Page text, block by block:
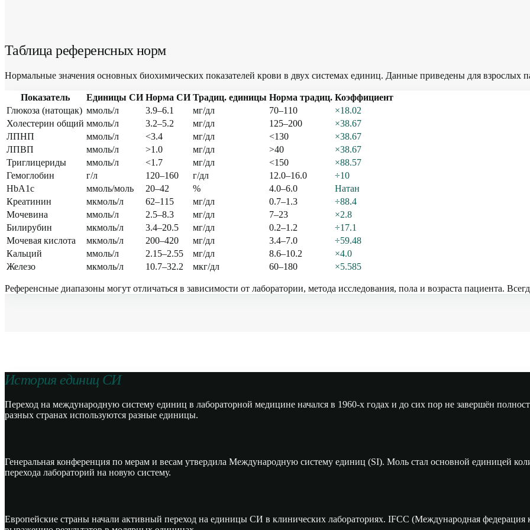
Таблица референсных норм
Нормальные значения основных биохимических показателей крови в двух системах единиц. Данные приведены для взрослых
Показатель Единицы СИ Норма СИ Традиц. единицы Норма традиц. Коэффициент
Глюкоза (натощак) ммоль/л 3.9–6.1 мг/дл 70–110
×18.02
Холестерин общий ммоль/л 3.2–5.2 мг/дл 125–200
×38.67
ЛПНП
ммоль/л <3.4 мг/дл <130
×38.67
ЛПВП
ммоль/л >1.0 мг/дл >40
×38.67
Триглицериды
ммоль/л <1.7 мг/дл <150
×88.57
Гемоглобин
г/л 120–160 г/дл 12.0–16.0
÷10
HbA1c
ммоль/моль 20–42 % 4.0–6.0
Натан
Креатинин
мкмоль/л 62–115 мг/дл 0.7–1.3
÷88.4
Мочевина
ммоль/л 2.5–8.3 мг/дл 7–23
×2.8
Билирубин
мкмоль/л 3.4–20.5 мг/дл 0.2–1.2
÷17.1
Мочевая кислота
мкмоль/л 200–420 мг/дл 3.4–7.0
÷59.48
Кальций
ммоль/л 2.15–2.55 мг/дл 8.6–10.2
×4.0
Железо
мкмоль/л 10.7–32.2 мкг/дл 60–180 ×5.585
Референсные диапазоны могут отличаться в зависимости от лаборатории, метода исследования, пола и возраста пациента.
История единиц СИ/ в медицине
Переход на международную систему единиц в лабораторной медицине начался в 1960-х годах и до сих пор не завершён
разных странах используются разные единицы.
Генеральная конференция по мерам и весам утвердила Международную систему единиц (SI). Моль стал основной единицей
перехода лабораторий на новую систему.
Европейские страны начали активный переход на единицы СИ в клинических лабораториях. IFCC (Международная федерация